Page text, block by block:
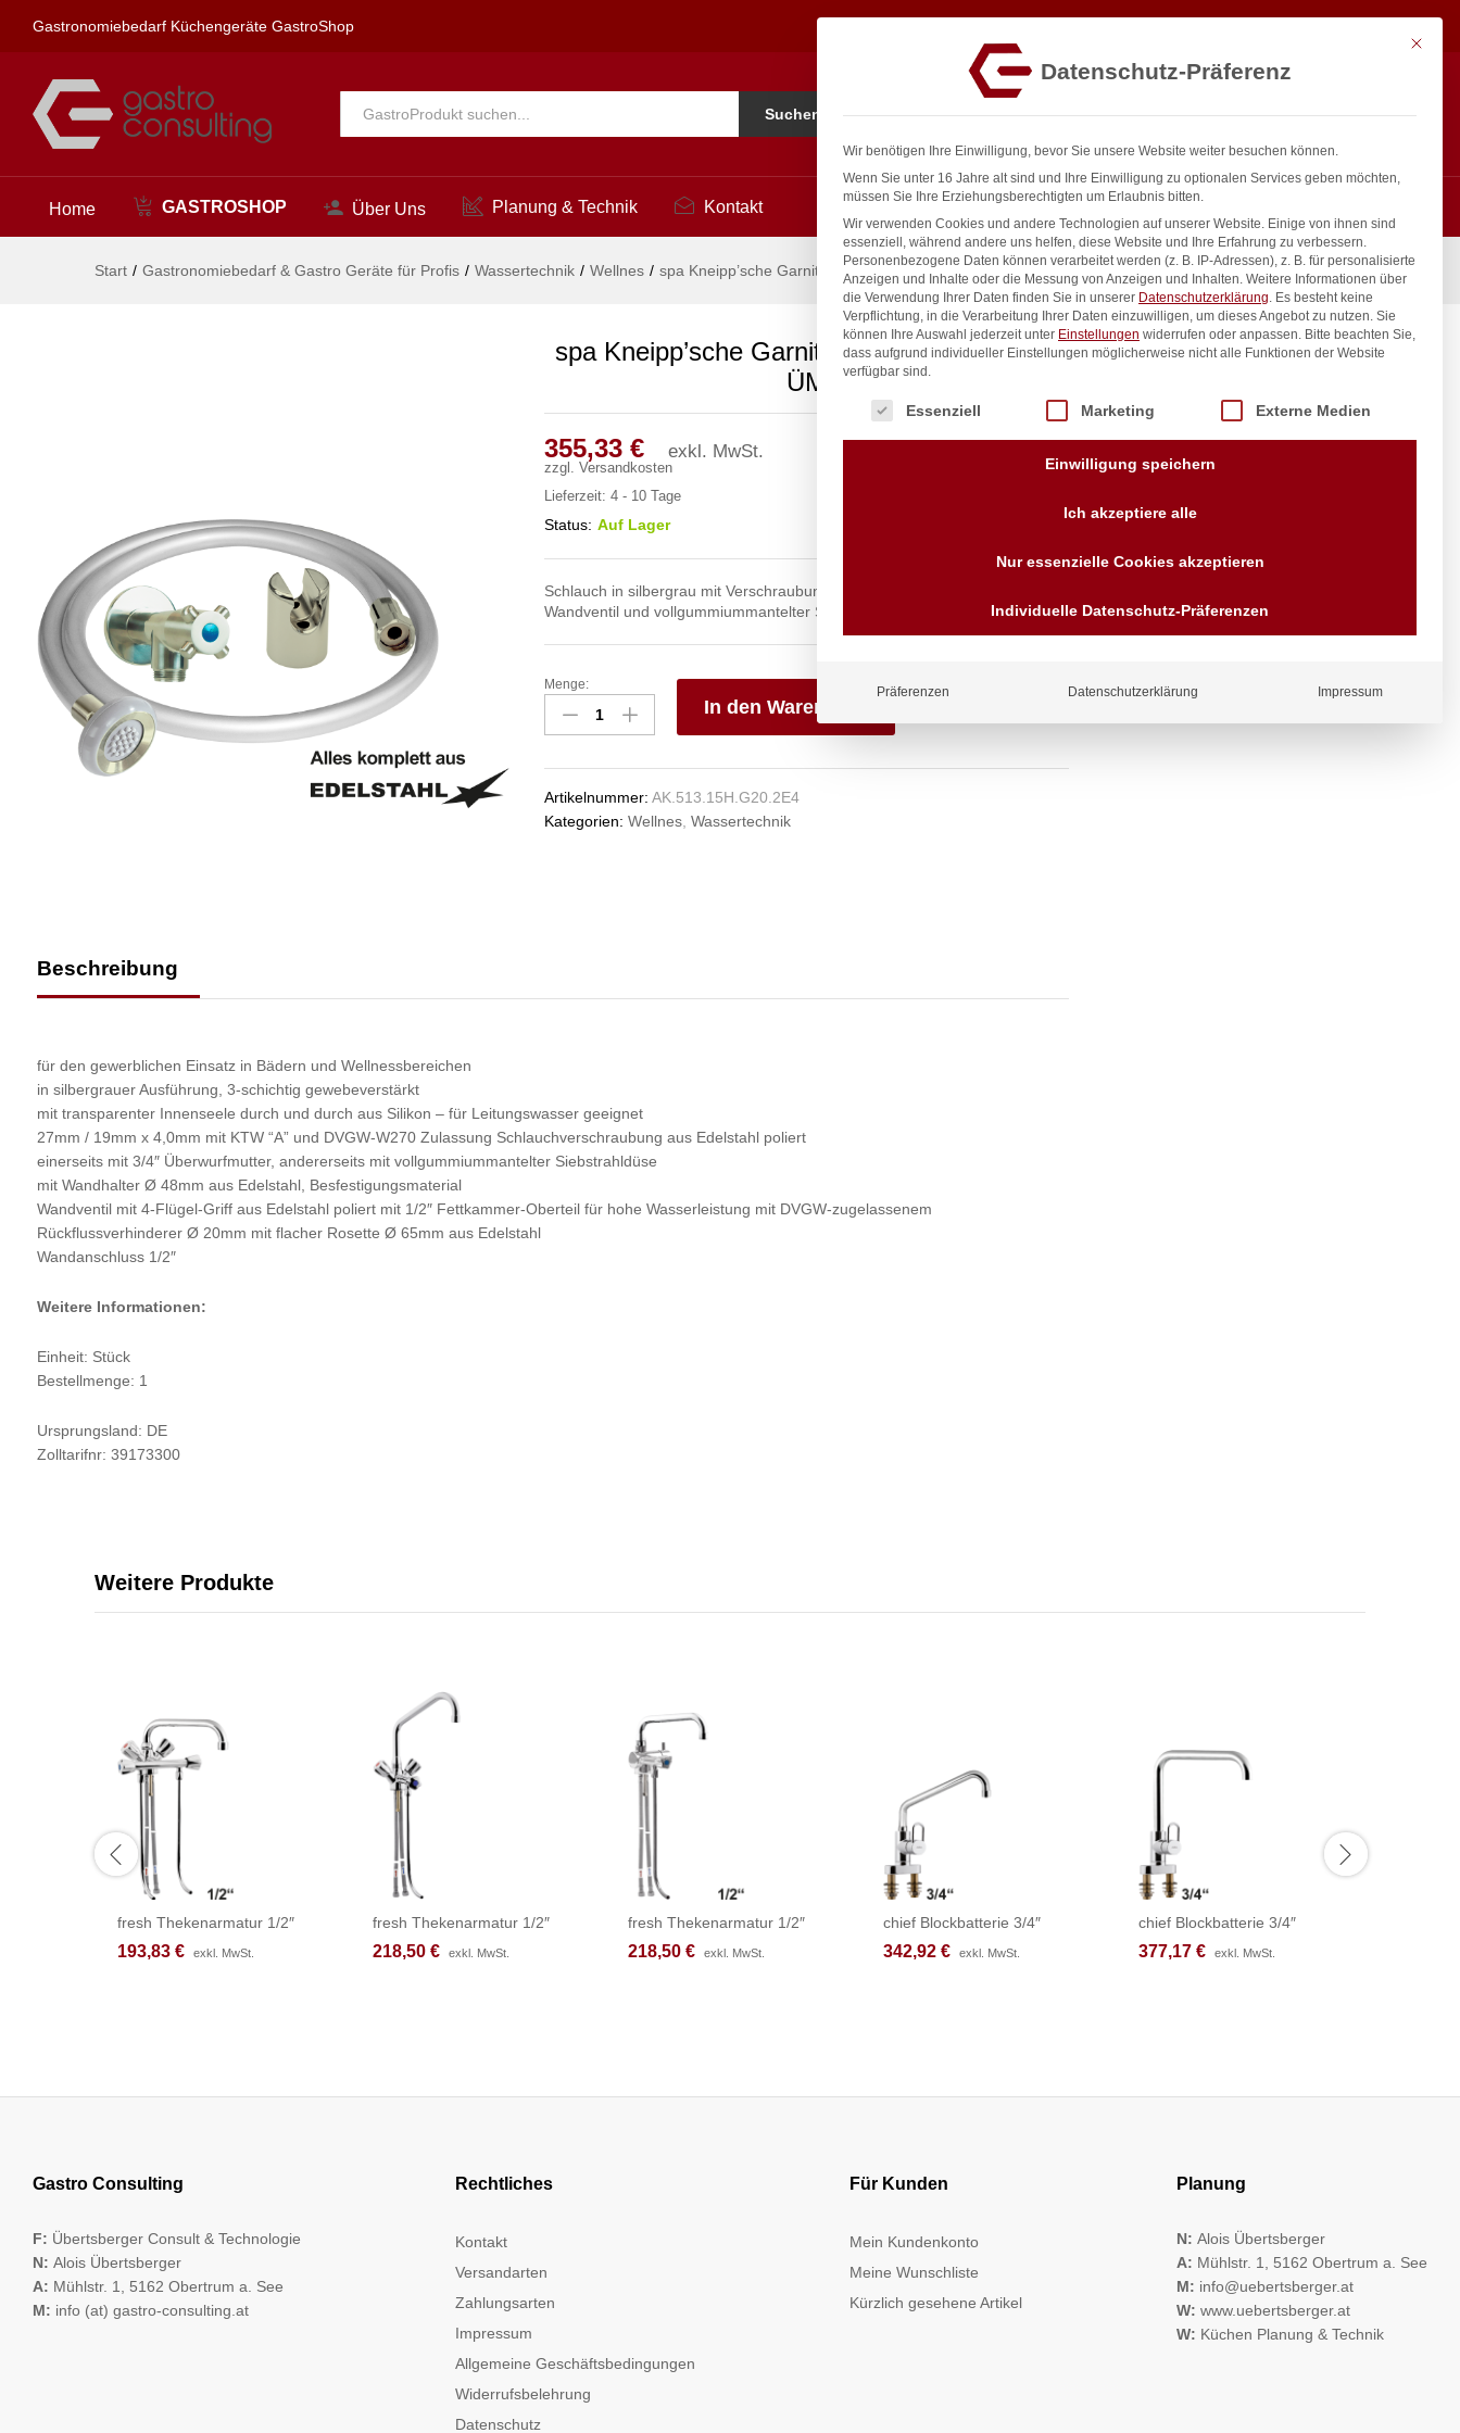
Gastronomiebedarf Küchengeräte GastroShop
Alle Suchen
Home GASTROSHOP Über Uns Planung & Technik Kontakt
Start / Gastronomiebedarf & Gastro Geräte für Profis / Wassertechnik / Wellnes / spa Kneipp’sche Garnitur 1/2″ Ø 27mm 3/4″ ÜM
spa Kneipp’sche Garnitur 1/2″ Ø 27mm 3/4″
ÜM
355,33 € exkl. MwSt.
zzgl. Versandkosten
Lieferzeit: 4 - 10 Tage
Status: Auf Lager
Schlauch in silbergrau mit Verschraubungen aus Edelstahl mit Wandhalter,
Wandventil und vollgummiummantelter Siebstrahldüse
spa
Kneipp'sche
Garnitur
27mm
3/4"
Menge:
In den Warenkorb
Artikelnummer: AK.513.15H.G20.2E4
Kategorien: Wellnes, Wassertechnik
Beschreibung
für den gewerblichen Einsatz in Bädern und Wellnessbereichen
in silbergrauer Ausführung, 3-schichtig gewebeverstärkt
mit transparenter Innenseele durch und durch aus Silikon – für Leitungswasser geeignet
27mm / 19mm x 4,0mm mit KTW “A” und DVGW-W270 Zulassung Schlauchverschraubung aus Edelstahl poliert
einerseits mit 3/4″ Überwurfmutter, andererseits mit vollgummiummantelter Siebstrahldüse
mit Wandhalter Ø 48mm aus Edelstahl, Besfestigungsmaterial
Wandventil mit 4-Flügel-Griff aus Edelstahl poliert mit 1/2″ Fettkammer-Oberteil für hohe Wasserleistung mit DVGW-zugelassenem
Rückflussverhinderer Ø 20mm mit flacher Rosette Ø 65mm aus Edelstahl
Wandanschluss 1/2″
Weitere Informationen:
Einheit: Stück
Bestellmenge: 1
Ursprungsland: DE
Zolltarifnr: 39173300
inkl. / exkl. MwSt.
Anfragen
Wir sind seit über 40 Jahren
für Sie da
Vorrauskasse Paypal,
Kreditkarte, Direkt
Weitere Produkte
fresh Thekenarmatur 1/2″
193,83 € exkl. MwSt.
193,83 € exkl. MwSt.
fresh Thekenarmatur 1/2″
218,50 € exkl. MwSt.
218,50 € exkl. MwSt.
fresh Thekenarmatur 1/2″
218,50 € exkl. MwSt.
218,50 € exkl. MwSt.
chief Blockbatterie 3/4″
342,92 € exkl. MwSt.
342,92 € exkl. MwSt.
chief Blockbatterie 3/4″
377,17 € exkl. MwSt.
377,17 € exkl. MwSt.
Gastro Consulting
F: Übertsberger Consult & Technologie
N: Alois Übertsberger
A: Mühlstr. 1, 5162 Obertrum a. See
M: info (at) gastro-consulting.at
Rechtliches
Kontakt
Versandarten
Zahlungsarten
Impressum
Allgemeine Geschäftsbedingungen
Widerrufsbelehrung
Datenschutz
Für Kunden
Mein Kundenkonto
Meine Wunschliste
Kürzlich gesehene Artikel
Planung
N: Alois Übertsberger
A: Mühlstr. 1, 5162 Obertrum a. See
M: info@uebertsberger.at
W: www.uebertsberger.at
W: Küchen Planung & Technik
Beschreibung
355,33€ exkl. MwSt. In den Warenkorb
Mit
Datenschutz-Präferenz
Wir benötigen Ihre Einwilligung, bevor Sie unsere Website weiter besuchen können.
Wenn Sie unter 16 Jahre alt sind und Ihre Einwilligung zu optionalen Services geben möchten,
müssen Sie Ihre Erziehungsberechtigten um Erlaubnis bitten.
Wir verwenden Cookies und andere Technologien auf unserer Website. Einige von ihnen sind
essenziell, während andere uns helfen, diese Website und Ihre Erfahrung zu verbessern.
Personenbezogene Daten können verarbeitet werden (z. B. IP-Adressen), z. B. für personalisierte
Anzeigen und Inhalte oder die Messung von Anzeigen und Inhalten. Weitere Informationen über
die Verwendung Ihrer Daten finden Sie in unserer Datenschutzerklärung. Es besteht keine
Verpflichtung, in die Verarbeitung Ihrer Daten einzuwilligen, um dieses Angebot zu nutzen. Sie
können Ihre Auswahl jederzeit unter Einstellungen widerrufen oder anpassen. Bitte beachten Sie,
dass aufgrund individueller Einstellungen möglicherweise nicht alle Funktionen der Website
verfügbar sind.
Es folgt eine Liste der Service-Gruppen, für die eine Einwilligung erteilt werden kann.
Essenziell Marketing Externe Medien
Einwilligung speichern
Ich akzeptiere alle
Nur essenzielle Cookies akzeptieren
Individuelle Datenschutz-Präferenzen
Präferenzen Datenschutzerklärung Impressum